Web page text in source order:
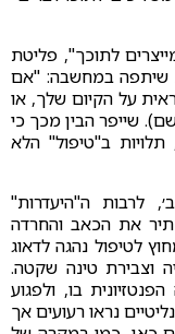
לתוכך", פליטת
שיתפה במחשבה: "אם
על הקיום שלך, או
שייפר הבין מכך כי
תלויות ב"טיפול" הלא
לרבות ה"היעדרות"
את הכאב והחרדה
לטיפול נהגה לדאוג
וצבירת טינה שקטה.
בו, ולפגוע
נראו רעועים אך